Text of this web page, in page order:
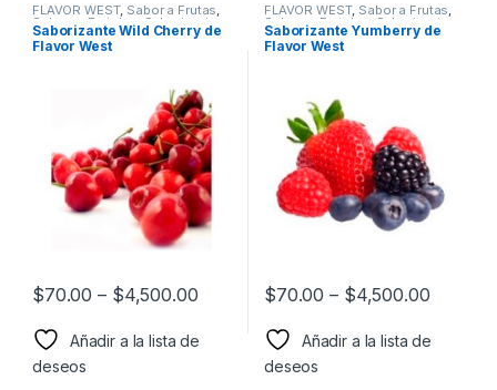
FLAVOR WEST, Sabor a Frutas,
Sabores Frutales, Saborizantes
Saborizante Wild Cherry de
Flavor West
$70.00 – $4,500.00
Añadir a la lista de
deseos
FLAVOR WEST, Sabor a Frutas,
Sabores Frutales Saborizantes
Saborizante Yumberry de
Flavor West
$70.00 – $4,500.00
Añadir a la lista de
deseos